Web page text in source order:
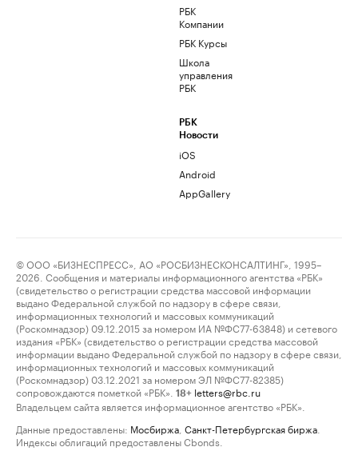
РБК
Компании
РБК Курсы
Школа
управления
РБК
РБК
Новости
iOS
Android
AppGallery
© ООО «БИЗНЕСПРЕСС», АО «РОСБИЗНЕСКОНСАЛТИНГ», 1995–
2026. Сообщения и материалы информационного агентства «РБК»
(свидетельство о регистрации средства массовой информации
выдано Федеральной службой по надзору в сфере связи,
информационных технологий и массовых коммуникаций
(Роскомнадзор) 09.12.2015 за номером ИА №ФС77-63848) и сетевого
издания «РБК» (свидетельство о регистрации средства массовой
информации выдано Федеральной службой по надзору в сфере связи,
информационных технологий и массовых коммуникаций
(Роскомнадзор) 03.12.2021 за номером ЭЛ №ФС77-82385)
сопровождаются пометкой «РБК».
18+ letters@rbc.ru
Владельцем сайта является информационное агентство «РБК».
Данные предоставлены: Мосбиржа Санкт-Петербургская биржа
Индексы облигаций предоставлены Cbonds.